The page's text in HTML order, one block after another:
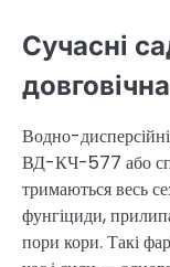
Сучасні
Водно-
ВД-КЧ-577 або
тримаються весь
фунгіциди,
пори кори. Такі